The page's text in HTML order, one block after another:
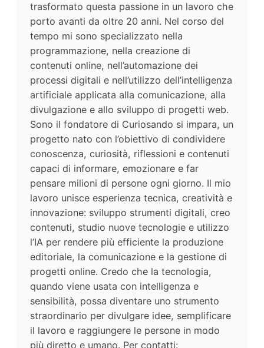
trasformato questa passione in un lavoro che
porto avanti da oltre 20 anni. Nel corso del
tempo mi sono specializzato nella
programmazione, nella creazione di
contenuti online, nell’automazione dei
processi digitali e nell’utilizzo dell’intelligenza
artificiale applicata alla comunicazione, alla
divulgazione e allo sviluppo di progetti web.
Sono il fondatore di Curiosando si impara, un
progetto nato con l’obiettivo di condividere
conoscenza, curiosità, riflessioni e contenuti
capaci di informare, emozionare e far
pensare milioni di persone ogni giorno. Il mio
lavoro unisce esperienza tecnica, creatività e
innovazione: sviluppo strumenti digitali, creo
contenuti, studio nuove tecnologie e utilizzo
l’IA per rendere più efficiente la produzione
editoriale, la comunicazione e la gestione di
progetti online. Credo che la tecnologia,
quando viene usata con intelligenza e
sensibilità, possa diventare uno strumento
straordinario per divulgare idee, semplificare
il lavoro e raggiungere le persone in modo
più diretto e umano. Per contatti: